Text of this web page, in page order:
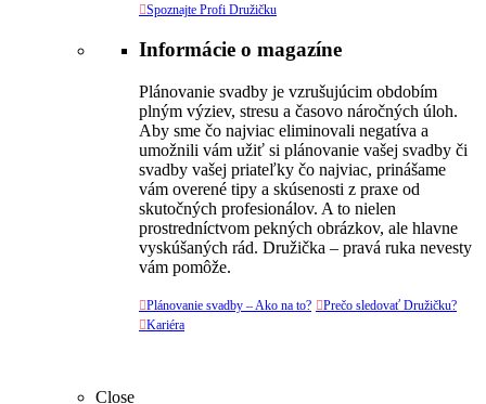
Spoznajte Profi Družičku
Informácie o magazíne
Plánovanie svadby je vzrušujúcim obdobím
plným výziev, stresu a časovo náročných úloh.
Aby sme čo najviac eliminovali negatíva a
umožnili vám užiť si plánovanie vašej svadby či
svadby vašej priateľky čo najviac, prinášame
vám overené tipy a skúsenosti z praxe od
skutočných profesionálov. A to nielen
prostredníctvom pekných obrázkov, ale hlavne
vyskúšaných rád. Družička – pravá ruka nevesty
vám pomôže.
Plánovanie svadby – Ako na to? Prečo sledovať Družičku?
Kariéra
Close